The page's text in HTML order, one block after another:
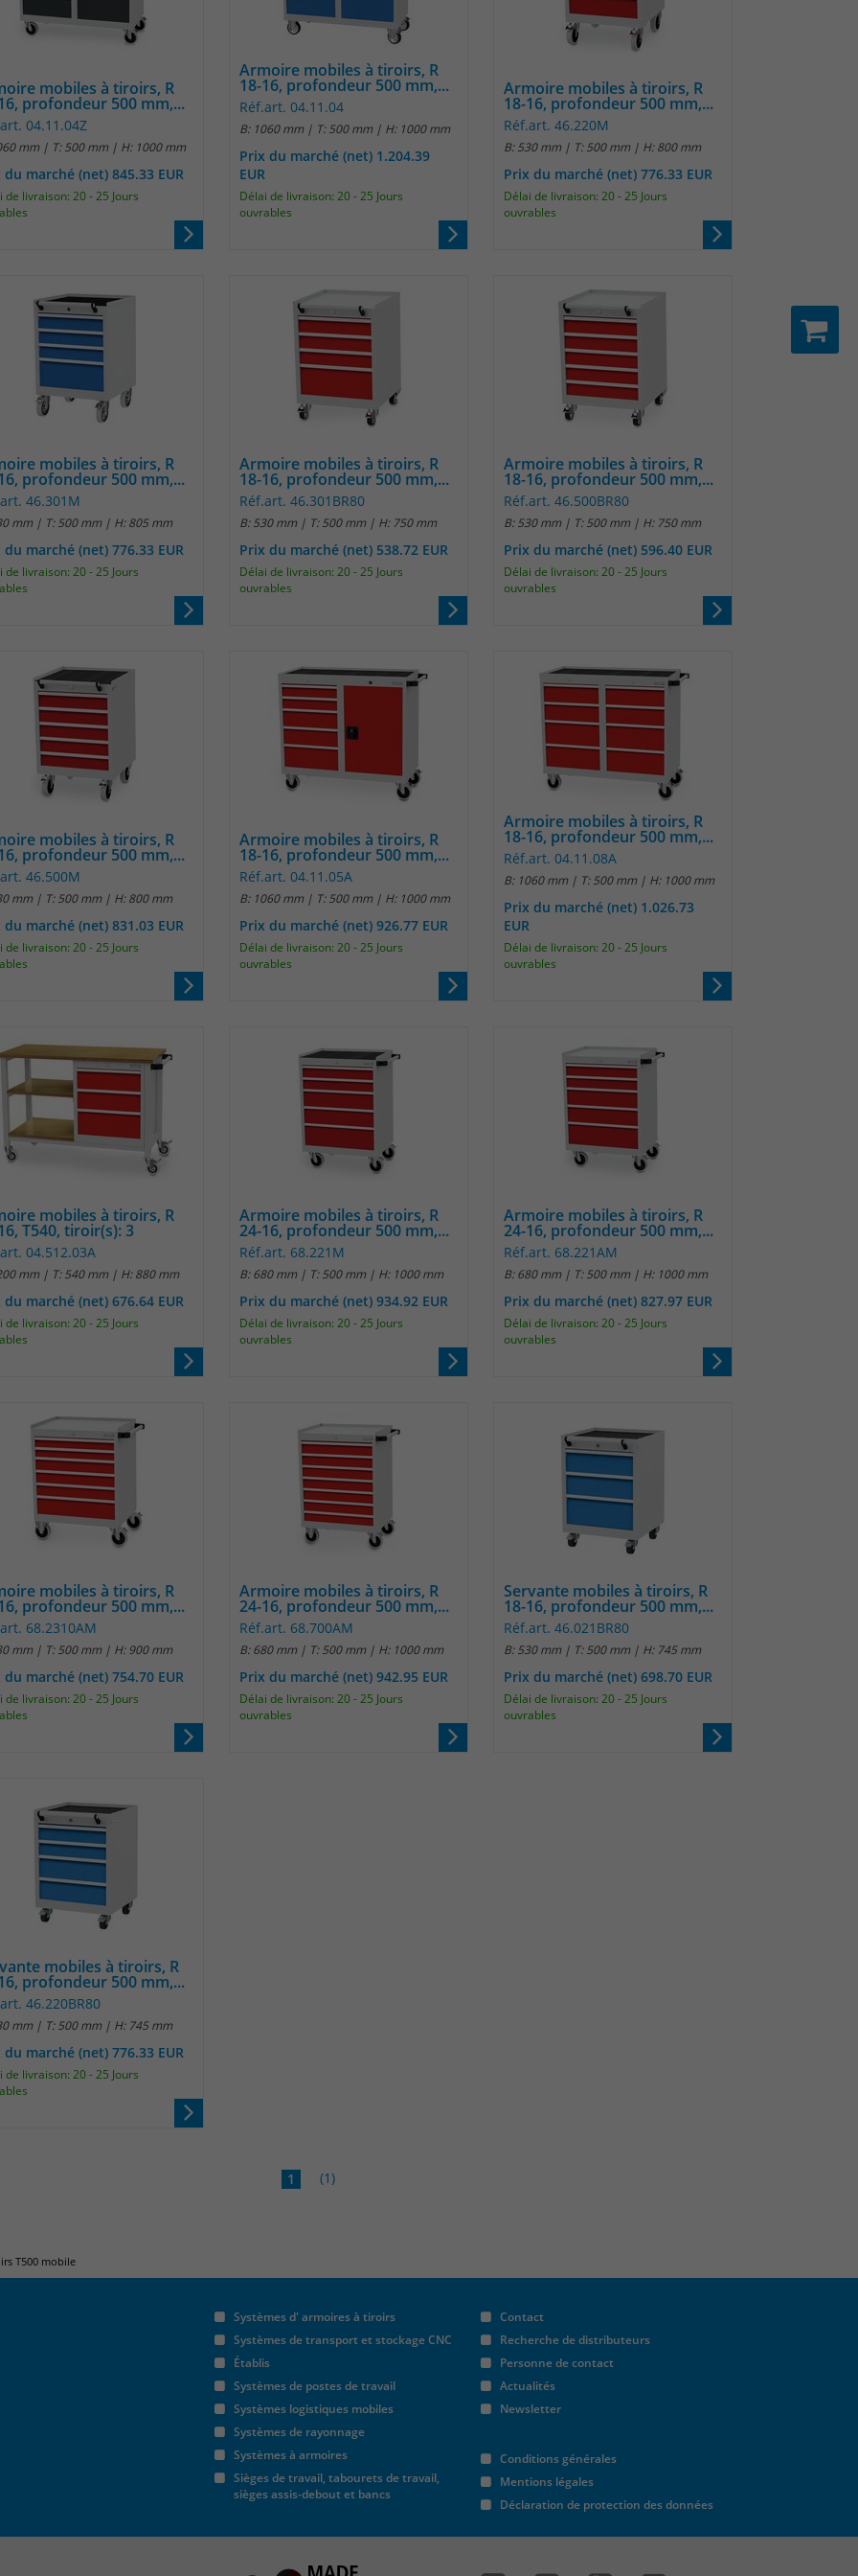
mobiles à tiroirs, R
profondeur 500 mm,...
04.11.04Z
mm | T: 500 mm | H: 1000 mm
du marché (net) 845.33 EUR
de livraison: 20 - 25 Jours
Armoire mobiles à tiroirs, R
18-16, profondeur 500 mm,...
Réf.art. 04.11.04
B: 1060 mm | T: 500 mm | H: 1000 mm
Prix du marché (net) 1.204.39
EUR
Délai de livraison: 20 - 25 Jours
ouvrables
Armoire mobiles à tiroirs, R
18-16, profondeur 500 mm,...
Réf.art. 46.220M
B: 530 mm | T: 500 mm | H: 800 mm
Prix du marché (net) 776.33 EUR
Délai de livraison: 20 - 25 Jours
ouvrables
mobiles à tiroirs, R
profondeur 500 mm,...
46.301M
mm | T: 500 mm | H: 805 mm
du marché (net) 776.33 EUR
de livraison: 20 - 25 Jours
Armoire mobiles à tiroirs, R
18-16, profondeur 500 mm,...
Réf.art. 46.301BR80
B: 530 mm | T: 500 mm | H: 750 mm
Prix du marché (net) 538.72 EUR
Délai de livraison: 20 - 25 Jours
ouvrables
Armoire mobiles à tiroirs, R
18-16, profondeur 500 mm,...
Réf.art. 46.500BR80
B: 530 mm | T: 500 mm | H: 750 mm
Prix du marché (net) 596.40 EUR
Délai de livraison: 20 - 25 Jours
ouvrables
mobiles à tiroirs, R
profondeur 500 mm,...
46.500M
mm | T: 500 mm | H: 800 mm
du marché (net) 831.03 EUR
de livraison: 20 - 25 Jours
Armoire mobiles à tiroirs, R
18-16, profondeur 500 mm,...
Réf.art. 04.11.05A
B: 1060 mm | T: 500 mm | H: 1000 mm
Prix du marché (net) 926.77 EUR
Délai de livraison: 20 - 25 Jours
ouvrables
Armoire mobiles à tiroirs, R
18-16, profondeur 500 mm,...
Réf.art. 04.11.08A
B: 1060 mm | T: 500 mm | H: 1000 mm
Prix du marché (net) 1.026.73
EUR
Délai de livraison: 20 - 25 Jours
ouvrables
mobiles à tiroirs, R
T540, tiroir(s): 3
04.512.03A
mm | T: 540 mm | H: 880 mm
du marché (net) 676.64 EUR
de livraison: 20 - 25 Jours
Armoire mobiles à tiroirs, R
24-16, profondeur 500 mm,...
Réf.art. 68.221M
B: 680 mm | T: 500 mm | H: 1000 mm
Prix du marché (net) 934.92 EUR
Délai de livraison: 20 - 25 Jours
ouvrables
Armoire mobiles à tiroirs, R
24-16, profondeur 500 mm,...
Réf.art. 68.221AM
B: 680 mm | T: 500 mm | H: 1000 mm
Prix du marché (net) 827.97 EUR
Délai de livraison: 20 - 25 Jours
ouvrables
mobiles à tiroirs, R
profondeur 500 mm,...
68.2310AM
mm | T: 500 mm | H: 900 mm
du marché (net) 754.70 EUR
de livraison: 20 - 25 Jours
Armoire mobiles à tiroirs, R
24-16, profondeur 500 mm,...
Réf.art. 68.700AM
B: 680 mm | T: 500 mm | H: 1000 mm
Prix du marché (net) 942.95 EUR
Délai de livraison: 20 - 25 Jours
ouvrables
Servante mobiles à tiroirs, R
18-16, profondeur 500 mm,...
Réf.art. 46.021BR80
B: 530 mm | T: 500 mm | H: 745 mm
Prix du marché (net) 698.70 EUR
Délai de livraison: 20 - 25 Jours
ouvrables
mobiles à tiroirs, R
profondeur 500 mm,...
46.220BR80
mm | T: 500 mm | H: 745 mm
du marché (net) 776.33 EUR
de livraison: 20 - 25 Jours
1 (1)
T500 mobile
Systèmes d' armoires à tiroirs
Systèmes de transport et stockage CNC
Établis
Systèmes de postes de travail
Systèmes logistiques mobiles
Systèmes de rayonnage
Systèmes à armoires
Sièges de travail, tabourets de travail,
sièges assis-debout et bancs
Contact
Recherche de distributeurs
Personne de contact
Actualités
Newsletter
Conditions générales
Mentions légales
Déclaration de protection des données
Enthält die gewählten Tracking-Optin-
Name _pk_id
Laufzeit 13 Monate
Das Cookie wird von Matomo installiert. Das
Cookie wird verwendet, um Besucher-,
Sitzungs- und Kampagnendaten zu
berechnen und die Nutzung der Website für
den Analysebericht der Website zu verfolgen.
und weisen eine randoly generierte Nummer
zu, um eindeutige Besucher zu identifizieren.
Die Daten werde lokal auf unserem Server
gespeichert und sind damit externen
Unternehmen unzugänglich.
Anbieter Matomo
Laufzeit 6 Monate
Zweck
Das Cookie wird von Matomo instralliert. Das
Cookie wird verwendet, um Besucher-,
Sitzungs- und Kampagnendaten zu
berechnen und die Nutzung der Website für
Die Cookies speichern Informationen anonym
und weisen eine randoly generierte Nummer
zu, um eindeutige Besucher zu identifizieren.
Die Daten werde lokal auf unserem Server
gespeichert und sind damit externen
Unternehmen unzugänglich.
Name _pk_ses
Anbieter
Laufzeit 30 Minuten
Das Cookie wird genutzt um temporär
Session Daten zu speichern
Name _pk_cvar
Anbieter Matomo
Laufzeit 30 Minuten
Session Daten zu speichern
Name _pk_hsr
Anbieter
30 Minuten
Session Daten zu speichern
Name
Anbieter Matomo
Zweck
Das Cookie wird gesetzt um zu überprüfen
ob der Browser erlaubt Cookies zu setzen. Es
wird direkt nach demTest wieder gelöscht.